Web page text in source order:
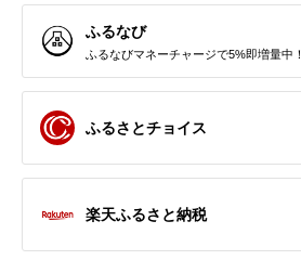
ふるなび
ふるなびマネーチャージで5%即増量中！
ふるさとチョイス
楽天ふるさと納税